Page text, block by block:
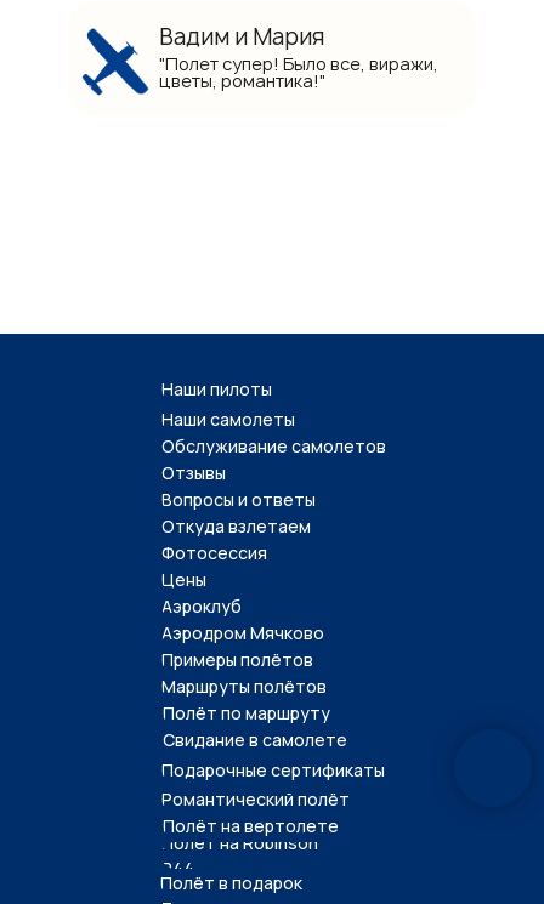
"Полет супер! Было все, виражи,
цветы, романтика!"
Вадим и Мария
Свидание в самолете
Полёт по маршруту
Подарочные сертификаты
Цены
Маршруты полётов
Примеры полётов
Наши пилоты
Вопросы и ответы
Отзывы
Обслуживание самолетов
Откуда взлетаем
Наши самолеты
Полёт на вертолете
Полёт в подарок
Аэроклуб
Романтический полёт
Аэродром Мячково
Фотосессия
Полёт на Robinson
R44